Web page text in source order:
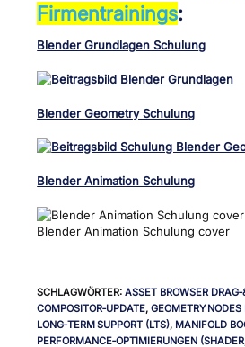
Firmentrainings:
Blender Grundlagen Schulung
Blender Geometry Schulung
Blender Animation Schulung
Blender Animation Schulung cover
SCHLAGWÖRTER:ASSET BROWSER
COMPOSITOR‑UPDATE, GEOMETRY
LONG‑TERM SUPPORT (LTS), MANIFOLD
PERFORMANCE‑OPTIMIERUNGEN (SHADER